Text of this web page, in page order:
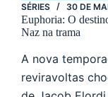
SÉRIES 30 DE
Euphoria: O
Naz na trama
A nova
reviravoltas